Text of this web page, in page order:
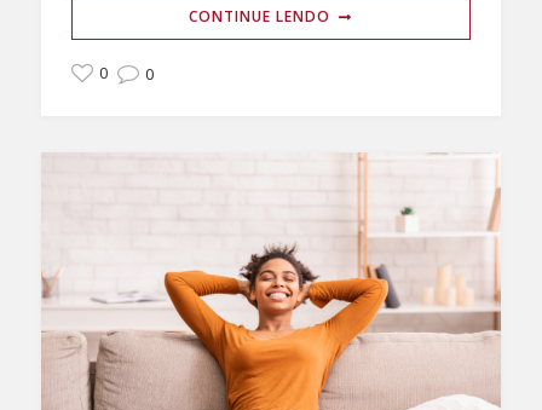
CONTINUE LENDO
0 0